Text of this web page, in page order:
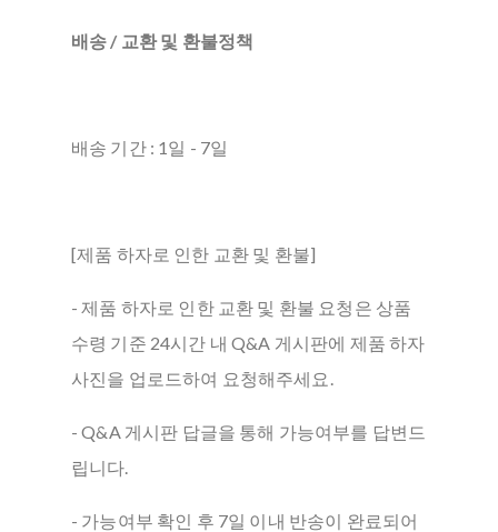
배송 / 교환 및 환불정책
배송 기간 : 1일 - 7일
[제품 하자로 인한 교환 및 환불]
- 제품 하자로 인한 교환 및 환불 요청은 상품
수령 기준 24시간 내 Q&A 게시판에 제품 하자
사진을 업로드하여 요청해주세요.
- Q&A 게시판 답글을 통해 가능여부를 답변드
립니다.
- 가능여부 확인 후 7일 이내 반송이 완료되어